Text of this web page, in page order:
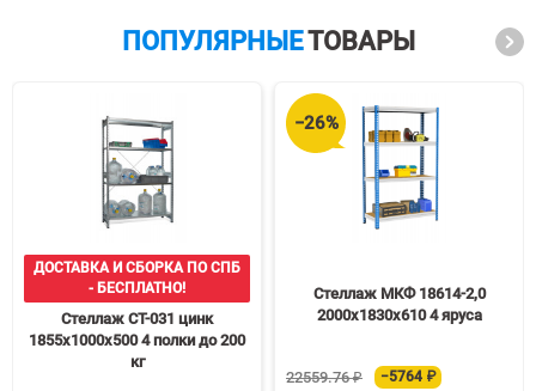
ПОПУЛЯРНЫЕТОВАРЫ
ДОСТАВКА И СБОРКА ПО СПБ
- БЕСПЛАТНО!
Стеллаж СТ-031 цинк
1855х1000х500 4 полки до 200
кг
−26%
Стеллаж МКФ 18614-2,0
2000х1830х610 4 яруса
22559.76 ₽ −5764 ₽